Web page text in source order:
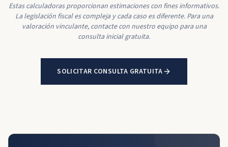
Estas calculadoras proporcionan estimaciones con fines informativos.
La legislación fiscal es compleja y cada caso es diferente. Para una
valoración vinculante, contacte con nuestro equipo para una
consulta inicial gratuita.
SOLICITAR CONSULTA GRATUITA